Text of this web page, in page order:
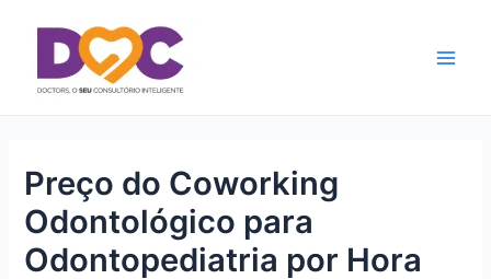
conteúdo
Preço do Coworking
Odontológico para
Odontopediatria por Hora